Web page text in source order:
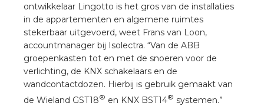
ontwikkelaar Lingotto is het gros van de installaties
in de appartementen en algemene ruimtes
stekerbaar uitgevoerd, weet Frans van Loon,
accountmanager bij Isolectra. “Van de ABB
groepenkasten tot en met de snoeren voor de
verlichting, de KNX schakelaars en de
wandcontactdozen. Hierbij is gebruik gemaakt van
de Wieland GST18® en KNX BST14® systemen.”
Academy